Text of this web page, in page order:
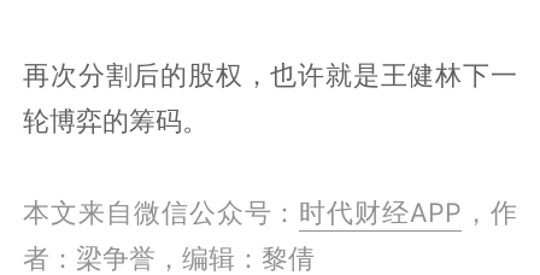
再次分割后的股权，也许就是王健林下一
轮博弈的筹码。
本文来自微信公众号： 时代财经APP ，作
者：梁争誉，编辑：黎倩